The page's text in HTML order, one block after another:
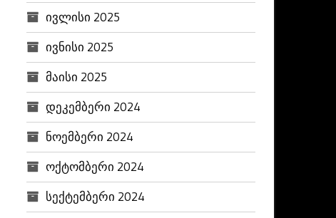
ივლისი 2025
ივნისი 2025
მაისი 2025
დეკემბერი 2024
ნოემბერი 2024
ოქტომბერი 2024
სექტემბერი 2024